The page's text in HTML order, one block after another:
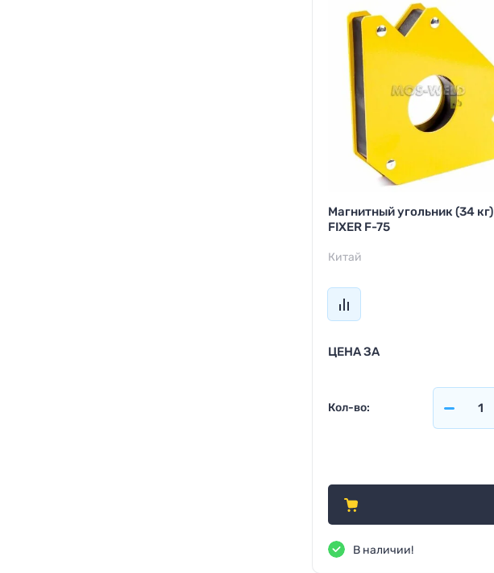
Магнитный угольник (34 кг)
FIXER F-75
Китай
ЦЕНА ЗА
Кол-во:
В наличии!